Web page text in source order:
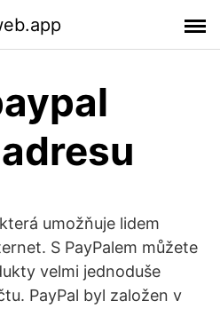
umožňuje lidem
S PayPalem můžete
velmi jednoduše
PayPal byl založen v